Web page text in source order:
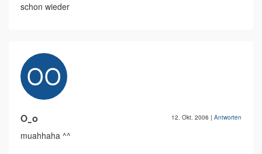
schon wieder
O_o 12. Okt. 2006 | Antworten
muahhaha ^^